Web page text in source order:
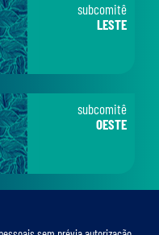
subcomitê
LESTE
subcomitê
OESTE